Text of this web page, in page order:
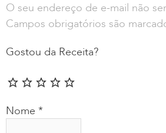
O seu endereço de e-mail não
Campos obrigatórios são
Gostou da Receita?
Nome *